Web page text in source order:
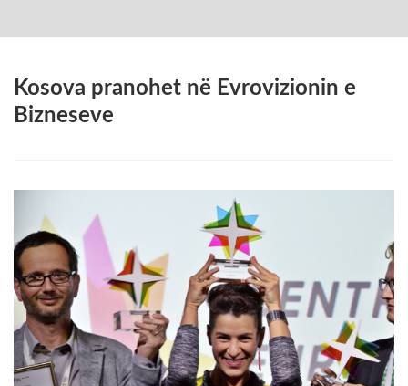
Kosova pranohet në Evrovizionin e
Bizneseve